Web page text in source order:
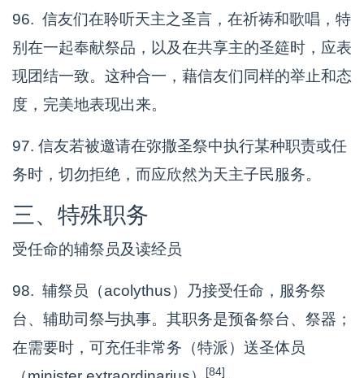
96. 信友们在聆听天主之圣言，在祈祷和歌唱，特
别在一起奉献祭品，以及在共享主的圣筵时，应表
现团结一致。这种合一，藉信友们同样的举止和态
度，完美地表现出来。
97. 信友若被邀请在弥撒圣祭中执行某种职责或任
务时，切勿拒绝，而应欣然为天主子民服务。
三、特殊职务
受任命的辅祭员及读经员
98. 辅祭员（acolythus）乃接受任命，服务祭
台、辅助司祭与执事。其职务是预备祭台、祭器；
在需要时，可充任非常务（特派）送圣体员
[84]